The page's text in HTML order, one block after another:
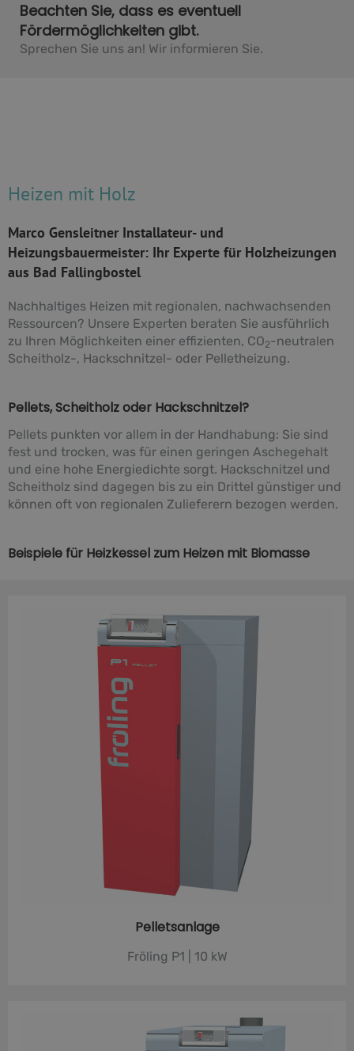
Beachten Sie, dass es eventuell
Fördermöglichkeiten gibt.
Sprechen Sie uns an! Wir informieren Sie.
Heizen mit Holz
Marco Gensleitner Installateur- und
Heizungsbauermeister: Ihr Experte für Holzheizungen
aus Bad Fallingbostel
Nachhaltiges Heizen mit regionalen, nachwachsenden
Ressourcen? Unsere Experten beraten Sie ausführlich
zu Ihren Möglichkeiten einer effizienten, CO2-neutralen
Scheitholz-, Hackschnitzel- oder Pelletheizung.
Pellets, Scheitholz oder Hackschnitzel?
Pellets punkten vor allem in der Handhabung: Sie sind
fest und trocken, was für einen geringen Aschegehalt
und eine hohe Energiedichte sorgt. Hackschnitzel und
Scheitholz sind dagegen bis zu ein Drittel günstiger und
können oft von regionalen Zulieferern bezogen werden.
Beispiele für Heizkessel zum Heizen mit Biomasse
Pelletsanlage
Fröling P1 | 10 kW